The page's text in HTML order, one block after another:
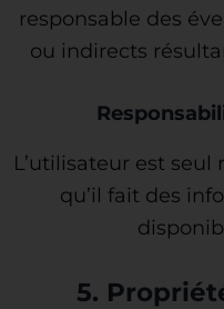
responsable des
ou indirects
L’utilisateur est seul
qu’il fait des
5.